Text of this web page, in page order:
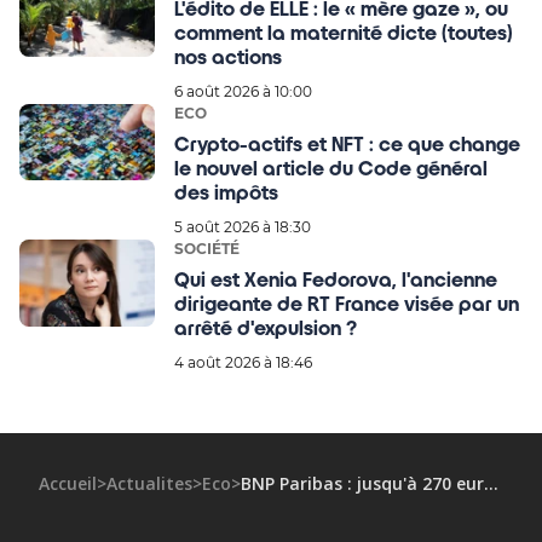
L'édito de ELLE : le « mère gaze », ou
comment la maternité dicte (toutes)
nos actions
6 août 2026 à 10:00
ECO
Crypto-actifs et NFT : ce que change
le nouvel article du Code général
des impôts
5 août 2026 à 18:30
SOCIÉTÉ
Qui est Xenia Fedorova, l'ancienne
dirigeante de RT France visée par un
arrêté d'expulsion ?
4 août 2026 à 18:46
Accueil>Actualites>Eco> BNP Paribas : jusqu'à 270 euros d'avantages si vous ouvrez un compte en ligne d'ici le 15 juin